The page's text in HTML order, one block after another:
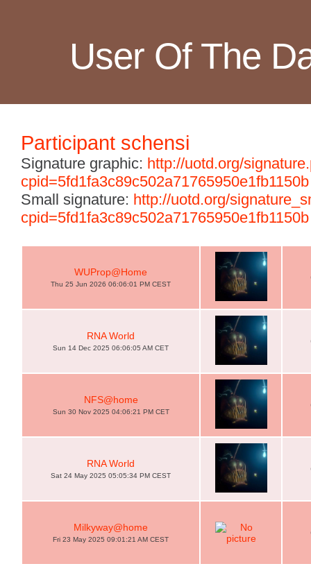
User Of The
Participant schensi
Signature graphic: http://uotd.org/
cpid=5fd1fa3c89c502a71765950e1fb1150b
Small signature: http://uotd.org/
cpid=5fd1fa3c89c502a71765950e1fb1150b
WUProp@Home
Thu 25 Jun 2026 06:06:01 PM CEST
RNA World
Sun 14 Dec 2025 06:06:05 AM CET
NFS@home
Sun 30 Nov 2025 04:06:21 PM CET
RNA World
Sat 24 May 2025 05:05:34 PM CEST
Milkyway@home
Fri 23 May 2025 09:01:21 AM CEST